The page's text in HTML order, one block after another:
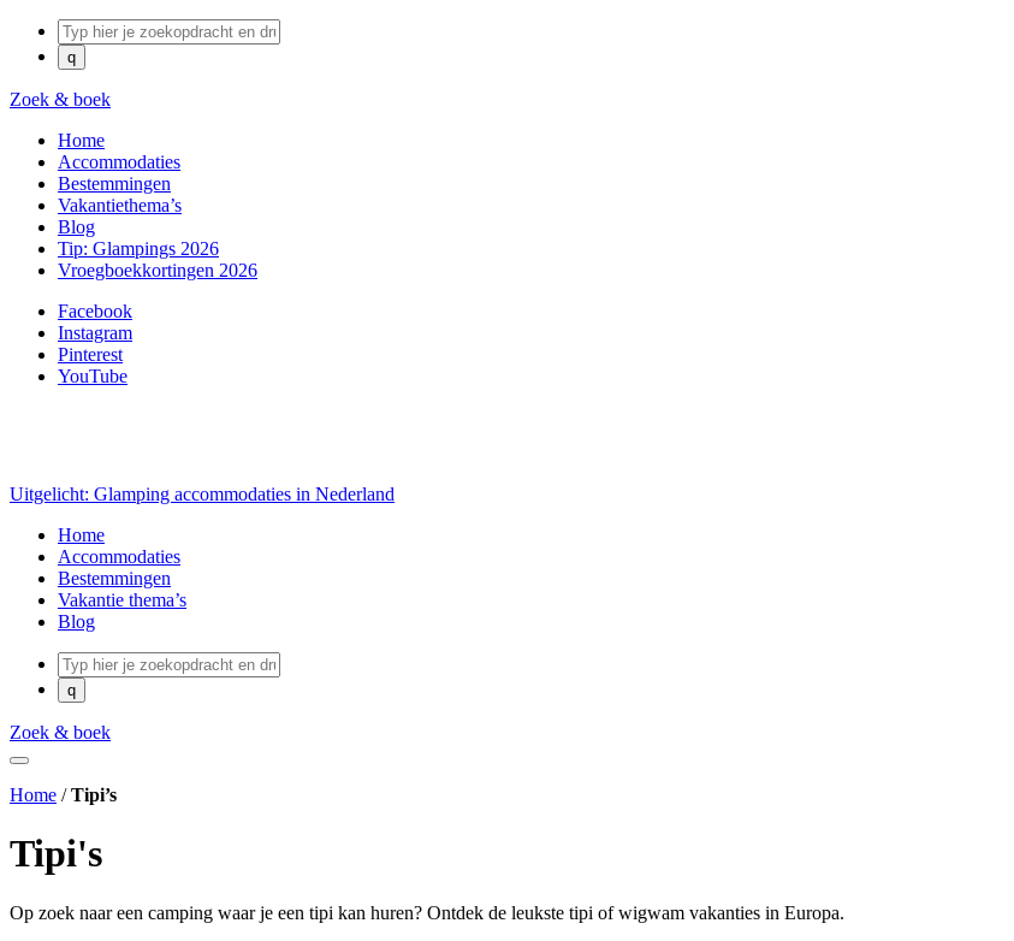
Zoek & boek
Home
Accommodaties
Bestemmingen
Vakantiethema’s
Blog
Tip: Glampings 2026
Vroegboekkortingen 2026
Facebook
Instagram
Pinterest
YouTube
Uitgelicht: Glamping accommodaties in Nederland
Home
Accommodaties
Bestemmingen
Vakantie thema’s
Blog
Zoek & boek
Home /Tipi’s
Tipi's
Op zoek naar een camping waar je een tipi kan huren? Ontdek de leukste tipi of wigwam vakanties in Europa.